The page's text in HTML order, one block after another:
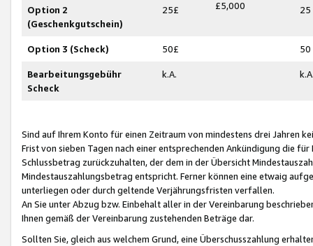
Option 2
(Geschenkgutschein)
25£ £5,000 25
Option 3 (Scheck) 50£ 50
Bearbeitungsgebühr
Scheck
k.A.
Sind auf Ihrem Konto für einen Zeitraum von mindestens drei Jahren
Frist von sieben Tagen nach einer entsprechenden Ankündigung die
Schlussbetrag zurückzuhalten, der dem in der Übersicht
Mindestauszahlungsbetrag entspricht. Ferner können eine etwaig
unterliegen oder durch geltende Verjährungsfristen verfallen.
An Sie unter Abzug bzw. Einbehalt aller in der Vereinbarung
Ihnen gemäß der Vereinbarung zustehenden Beträge dar.
Sollten Sie, gleich aus welchem Grund, eine Überschusszahlung